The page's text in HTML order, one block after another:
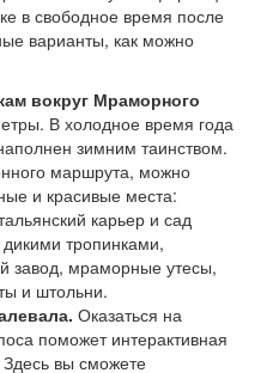
в свободное время после
варианты, как можно
вокруг Мраморного
В холодное время года
зимним таинством.
маршрута, можно
и красивые места:
карьер и сад
тропинками,
завод, мраморные утесы,
и штольни.
Оказаться на
поможет интерактивная
вы сможете